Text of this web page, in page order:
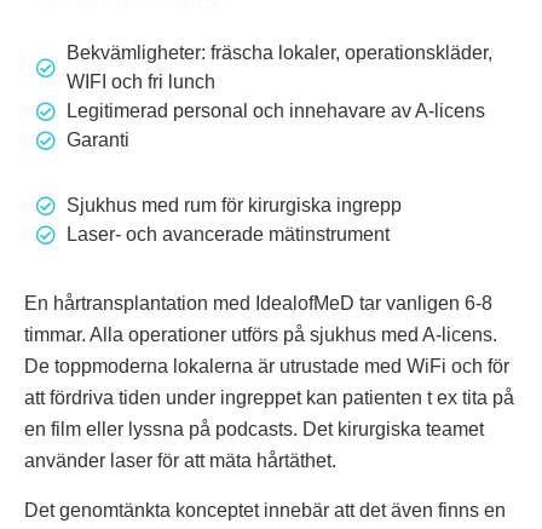
Bekvämligheter: fräscha lokaler, operationskläder,
WIFI och fri lunch
Legitimerad personal och innehavare av A-licens
Garanti
Sjukhus med rum för kirurgiska ingrepp
Laser- och avancerade mätinstrument
En hårtransplantation med IdealofMeD tar vanligen 6-8
timmar. Alla operationer utförs på sjukhus med A-licens.
De toppmoderna lokalerna är utrustade med WiFi och för
att fördriva tiden under ingreppet kan patienten t ex tita på
en film eller lyssna på podcasts. Det kirurgiska teamet
använder laser för att mäta hårtäthet.
Det genomtänkta konceptet innebär att det även finns en